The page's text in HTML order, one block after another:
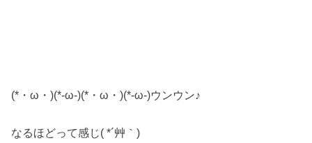
(*・ω・)(*-ω-)(*・ω・)(*-ω-)ウンウン♪
なるほどって感じ( *´艸｀)